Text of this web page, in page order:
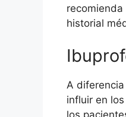
historial
A
influir en